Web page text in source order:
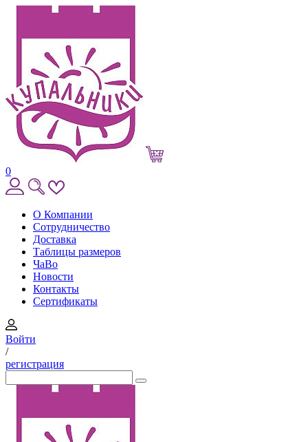
0
О Компании
Сотрудничество
Доставка
Таблицы размеров
ЧаВо
Новости
Контакты
Сертификаты
Войти
/
регистрация